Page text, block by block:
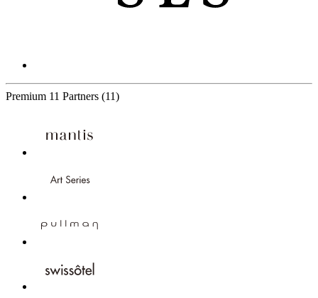
Premium 11 Partners (11)